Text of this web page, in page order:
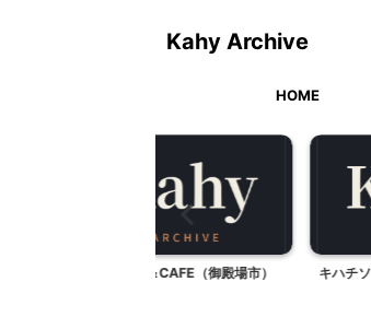
Kahy Archive
HOME
キハチソフトクリーム（神奈川県